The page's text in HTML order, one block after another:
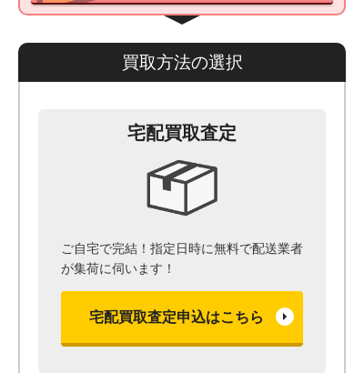
買取方法の選択
宅配買取査定
ご自宅で完結！指定日時に無料で配送業者
が集荷に伺います！
宅配買取査定申込はこちら